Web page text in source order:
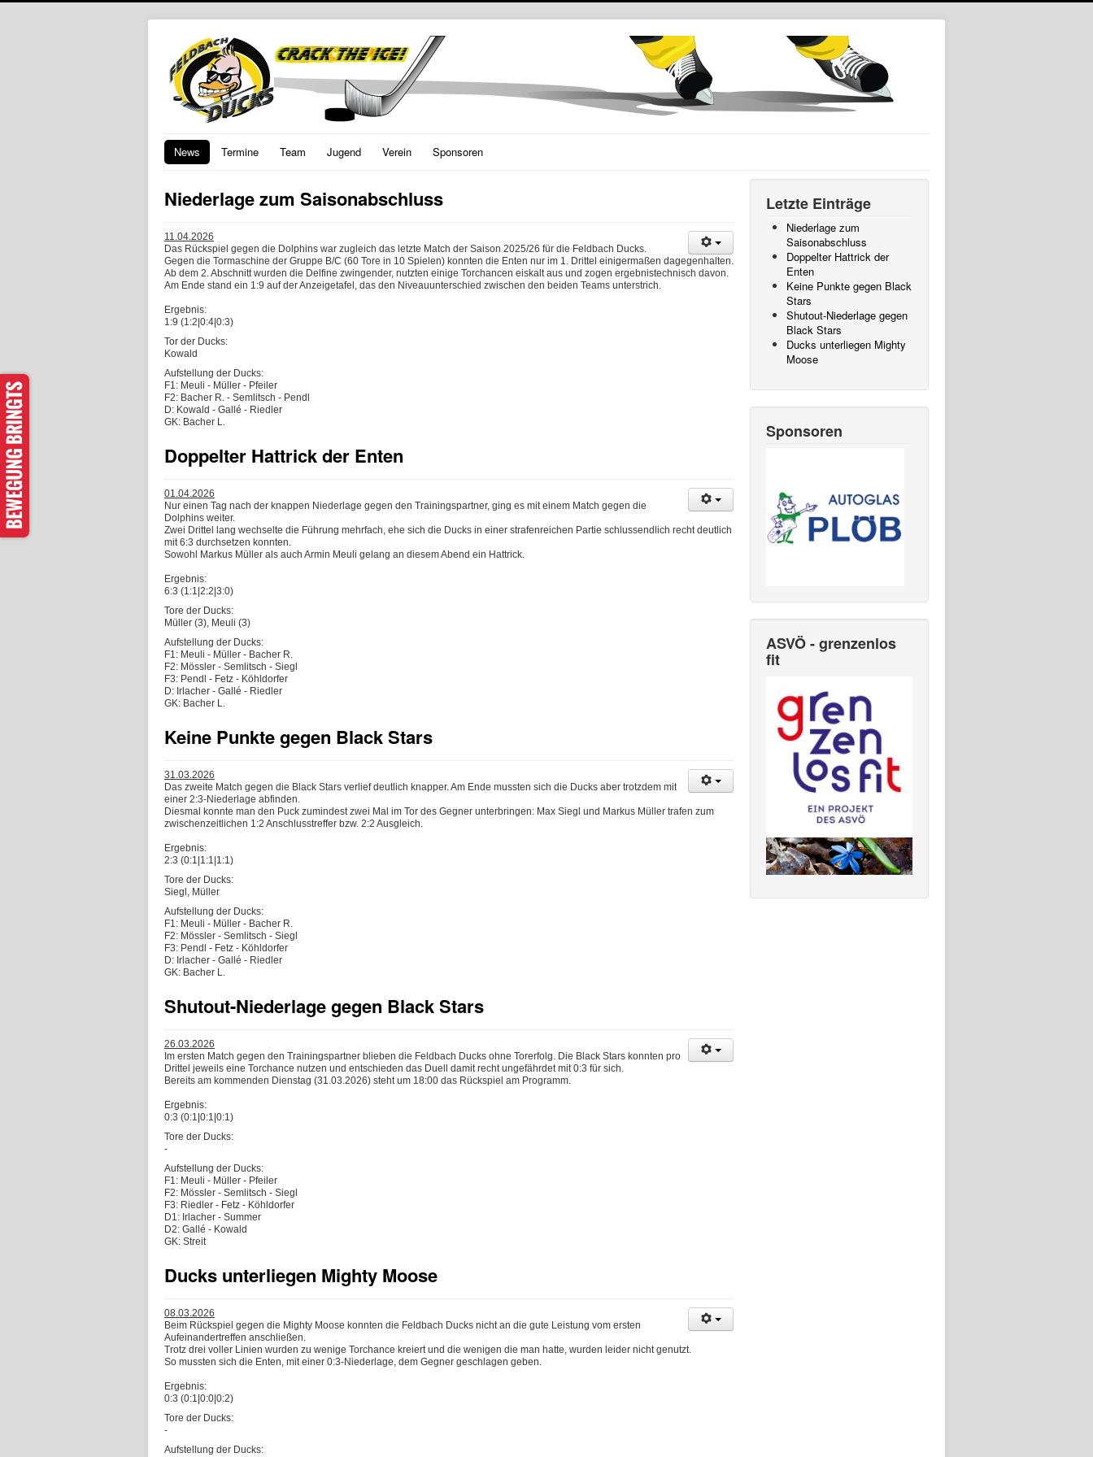
News Termine Team Jugend Verein Sponsoren
Niederlage zum Saisonabschluss
11.04.2026
Das Rückspiel gegen die Dolphins war zugleich das letzte Match der Saison 2025/26 für die Feldbach Ducks.
Gegen die Tormaschine der Gruppe B/C (60 Tore in 10 Spielen) konnten die Enten nur im 1. Drittel einigermaßen dagegenhalten.
Ab dem 2. Abschnitt wurden die Delfine zwingender, nutzten einige Torchancen eiskalt aus und zogen ergebnistechnisch davon.
Am Ende stand ein 1:9 auf der Anzeigetafel, das den Niveauunterschied zwischen den beiden Teams unterstrich.
Ergebnis:
1:9 (1:2|0:4|0:3)
Tor der Ducks:
Kowald
Aufstellung der Ducks:
F1: Meuli - Müller - Pfeiler
F2: Bacher R. - Semlitsch - Pendl
D: Kowald - Gallé - Riedler
GK: Bacher L.
Doppelter Hattrick der Enten
01.04.2026
Nur einen Tag nach der knappen Niederlage gegen den Trainingspartner, ging es mit einem Match gegen die
Dolphins weiter.
Zwei Drittel lang wechselte die Führung mehrfach, ehe sich die Ducks in einer strafenreichen Partie schlussendlich recht deutlich
mit 6:3 durchsetzen konnten.
Sowohl Markus Müller als auch Armin Meuli gelang an diesem Abend ein Hattrick.
Ergebnis:
6:3 (1:1|2:2|3:0)
Tore der Ducks:
Müller (3), Meuli (3)
Aufstellung der Ducks:
F1: Meuli - Müller - Bacher R.
F2: Mössler - Semlitsch - Siegl
F3: Pendl - Fetz - Köhldorfer
D: Irlacher - Gallé - Riedler
GK: Bacher L.
Keine Punkte gegen Black Stars
31.03.2026
Das zweite Match gegen die Black Stars verlief deutlich knapper. Am Ende mussten sich die Ducks aber trotzdem mit
einer 2:3-Niederlage abfinden.
Diesmal konnte man den Puck zumindest zwei Mal im Tor des Gegner unterbringen: Max Siegl und Markus Müller trafen zum
zwischenzeitlichen 1:2 Anschlusstreffer bzw. 2:2 Ausgleich.
Ergebnis:
2:3 (0:1|1:1|1:1)
Tore der Ducks:
Siegl, Müller
Aufstellung der Ducks:
F1: Meuli - Müller - Bacher R.
F2: Mössler - Semlitsch - Siegl
F3: Pendl - Fetz - Köhldorfer
D: Irlacher - Gallé - Riedler
GK: Bacher L.
Shutout-Niederlage gegen Black Stars
26.03.2026
Im ersten Match gegen den Trainingspartner blieben die Feldbach Ducks ohne Torerfolg. Die Black Stars konnten pro
Drittel jeweils eine Torchance nutzen und entschieden das Duell damit recht ungefährdet mit 0:3 für sich.
Bereits am kommenden Dienstag (31.03.2026) steht um 18:00 das Rückspiel am Programm.
Ergebnis:
0:3 (0:1|0:1|0:1)
Tore der Ducks:
-
Aufstellung der Ducks:
F1: Meuli - Müller - Pfeiler
F2: Mössler - Semlitsch - Siegl
F3: Riedler - Fetz - Köhldorfer
D1: Irlacher - Summer
D2: Gallé - Kowald
GK: Streit
Ducks unterliegen Mighty Moose
08.03.2026
Beim Rückspiel gegen die Mighty Moose konnten die Feldbach Ducks nicht an die gute Leistung vom ersten
Aufeinandertreffen anschließen.
Trotz drei voller Linien wurden zu wenige Torchance kreiert und die wenigen die man hatte, wurden leider nicht genutzt.
So mussten sich die Enten, mit einer 0:3-Niederlage, dem Gegner geschlagen geben.
Ergebnis:
0:3 (0:1|0:0|0:2)
Tore der Ducks:
-
Aufstellung der Ducks:
Letzte Einträge
Niederlage zum
Saisonabschluss
Doppelter Hattrick der
Enten
Keine Punkte gegen Black
Stars
Shutout-Niederlage gegen
Black Stars
Ducks unterliegen Mighty
Moose
Sponsoren
ASVÖ - grenzenlos
fit